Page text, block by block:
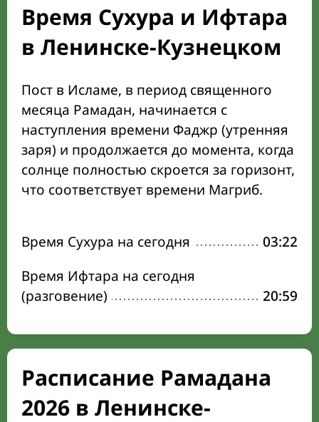
Время Сухура и Ифтара
в Ленинске-Кузнецком
Пост в Исламе, в период священного
месяца Рамадан, начинается с
наступления времени Фаджр (утренняя
заря) и продолжается до момента, когда
солнце полностью скроется за горизонт,
что соответствует времени Магриб.
Время Сухура на сегодня
03:22
Время Ифтара на сегодня
(разговение)
20:59
Расписание Рамадана
2026 в Ленинске-